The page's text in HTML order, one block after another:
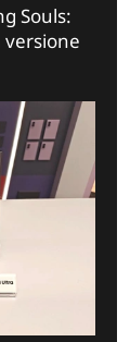
Souls: